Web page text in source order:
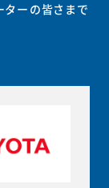
ターの皆さまで